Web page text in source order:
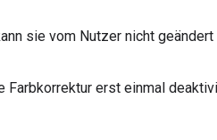
sie vom Nutzer nicht
erst einmal